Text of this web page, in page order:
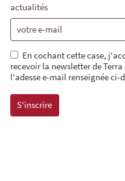
actualités
En cochant cette case,
recevoir la newsletter de Terra
l'adesse e-mail renseignée ci-